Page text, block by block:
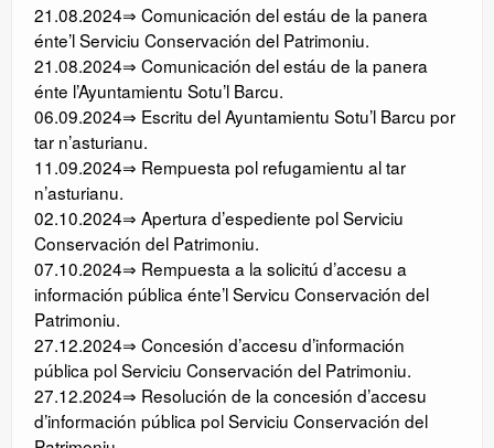
21.08.2024⇒ Comunicación del estáu de la panera
énte’l Serviciu Conservación del Patrimoniu.
21.08.2024⇒ Comunicación del estáu de la panera
énte l’Ayuntamientu Sotu’l Barcu.
06.09.2024⇒ Escritu del Ayuntamientu Sotu’l Barcu por
tar n’asturianu.
11.09.2024⇒ Rempuesta pol refugamientu al tar
n’asturianu.
02.10.2024⇒ Apertura d’espediente pol Serviciu
Conservación del Patrimoniu.
07.10.2024⇒ Rempuesta a la solicitú d’accesu a
información pública énte’l Servicu Conservación del
Patrimoniu.
27.12.2024⇒ Concesión d’accesu d’información
pública pol Serviciu Conservación del Patrimoniu.
27.12.2024⇒ Resolución de la concesión d’accesu
d’información pública pol Serviciu Conservación del